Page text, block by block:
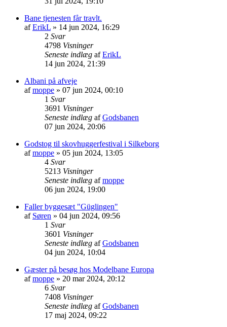
Bane tjenesten får travlt.
afErikL » 14 jun 2024, 16:29
2 Svar
4798 Visninger
Seneste indlæg afErikL
14 jun 2024, 21:39
Albani på afveje
afmoppe » 07 jun 2024, 00:10
1 Svar
3691 Visninger
Seneste indlæg afGodsbanen
07 jun 2024, 20:06
Godstog til skovhuggerfestival i Silkeborg
afmoppe » 05 jun 2024, 13:05
4 Svar
5213 Visninger
Seneste indlæg afmoppe
06 jun 2024, 19:00
Faller byggesæt "Güglingen"
af Søren » 04 jun 2024, 09:56
1 Svar
3601 Visninger
Seneste indlæg afGodsbanen
04 jun 2024, 10:04
Gæster på besøg hos Modelbane Europa
afmoppe » 20 mar 2024, 20:12
6 Svar
7408 Visninger
Seneste indlæg afGodsbanen
17 maj 2024, 09:22